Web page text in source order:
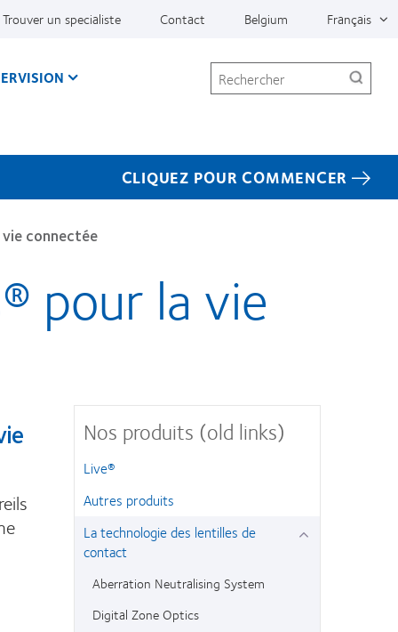
Trouver un specialiste Contact Belgium Français
Rechercher
CLIQUEZ POUR COMMENCER
connectée
pour la vie
Nos produits (old links)
Live®
Autres produits
La technologie des lentilles de
contact
Aberration Neutralising System
Digital Zone Optics